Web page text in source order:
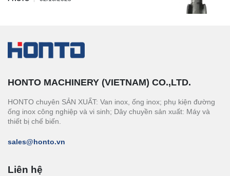
HONTO MACHINERY (VIETNAM) CO.,LTD.
HONTO chuyên SẢN XUẤT: Van inox, ống inox; phụ kiện đường
ống inox công nghiệp và vi sinh; Dây chuyền sản xuất: Máy và
thiết bị chế biến.
sales@honto.vn
Liên hệ